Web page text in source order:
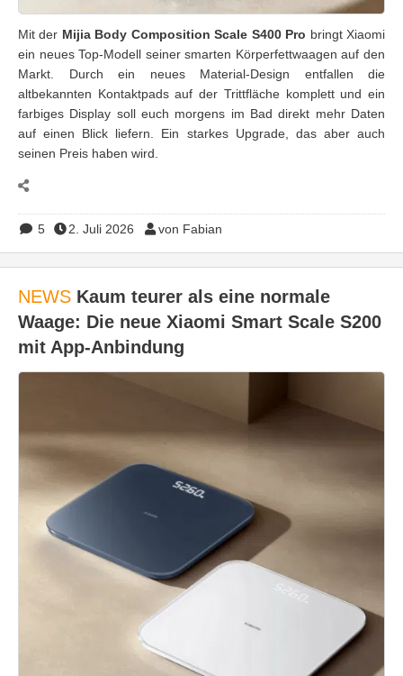
Mit der Mijia Body Composition Scale S400 Pro bringt Xiaomi
ein neues Top-Modell seiner smarten Körperfettwaagen auf den
Markt. Durch ein neues Material-Design entfallen die
altbekannten Kontaktpads auf der Trittfläche komplett und ein
farbiges Display soll euch morgens im Bad direkt mehr Daten
auf einen Blick liefern. Ein starkes Upgrade, das aber auch
seinen Preis haben wird.
5 2. Juli 2026 von Fabian
NEWS Kaum teurer als eine normale
Waage: Die neue Xiaomi Smart Scale S200
mit App-Anbindung